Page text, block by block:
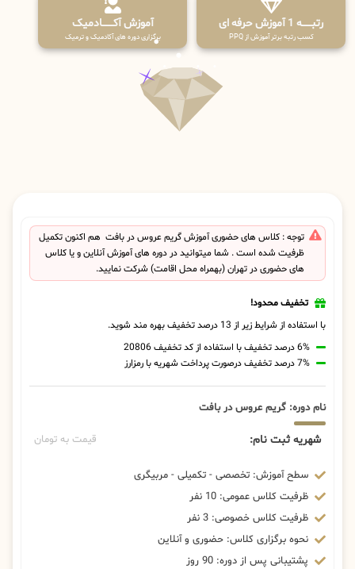
رتبــــــه 1 آموزش حرفه ای
کسب رتبه برتر آموزش از PPQ
آموزش آکـــــــادمیک
برگزاری دوره های آکادمیک و ترمیک
توجه : کلاس های حضوری آموزش گریم عروس در بافت هم اکنون تکمیل
ظرفیت شده است . شما میتوانید در دوره های آموزش آنلاین و یا کلاس
های حضوری در تهران (بهمراه محل اقامت) شرکت نمایید.
تخفیف محدود!
با استفاده از شرایط زیر از 13 درصد تخفیف بهره مند شوید.
6% درصد تخفیف با استفاده از کد تخفیف 20806
7% درصد تخفیف درصورت پرداخت شهریه با رمزارز
نام دوره: گریم عروس در بافت
شهریه ثبت نام: قیمت به تومان
سطح آموزش: تخصصی - تکمیلی - مربیگری
ظرفیت کلاس عمومی: 10 نفر
ظرفیت کلاس خصوصی: 3 نفر
نحوه برگزاری کلاس: حضوری و آنلاین
پشتیبانی پس از دوره: 90 روز